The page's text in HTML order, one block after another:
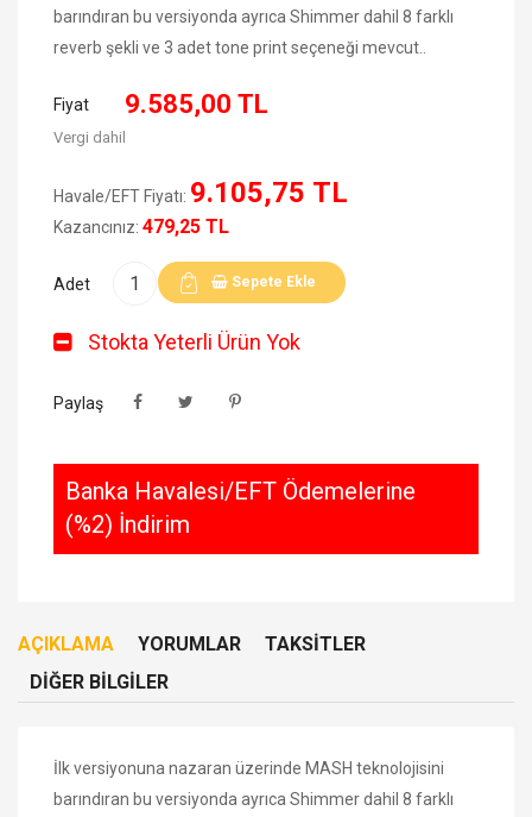
barındıran bu versiyonda ayrıca Shimmer dahil 8 farklı
reverb şekli ve 3 adet tone print seçeneği mevcut..
Fiyat 9.585,00 TL
Vergi dahil
Havale/EFT Fiyatı: 9.105,75 TL
Kazancınız: 479,25 TL
Adet Sepete Ekle
Stokta Yeterli Ürün Yok
Paylaş
Banka Havalesi/EFT Ödemelerine
(%2) İndirim
AÇIKLAMA YORUMLAR
TAKSITLER
DIĞER BILGILER
İlk versiyonuna nazaran üzerinde MASH teknolojisini
barındıran bu versiyonda ayrıca Shimmer dahil 8 farklı